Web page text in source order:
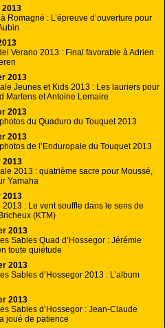
Romagné : L’épreuve d’ouverture pour
Verano 2013 : Final favorable à Adrien
2013
Jeunes et Kids 2013 : Les lauriers pour
Martens et Antoine Lemaire
2013
photos du Quaduro du Touquet 2013
2013
photos de l’Enduropale du Touquet 2013
2013
2013 : quatrième sacre pour Moussé,
Yamaha
2013
2013 : Le vent souffle dans le sens de
(KTM)
2013
Sables Quad d’Hossegor : Jérémie
toute quiétude
2013
Sables d’Hossegor 2013 : L’album
2013
Sables d’Hossegor : Jean-Claude
joué de patience